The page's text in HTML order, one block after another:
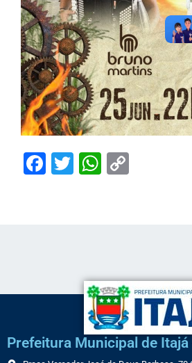
Facebook
Twitter
Prefeitura Municipal de Itajá